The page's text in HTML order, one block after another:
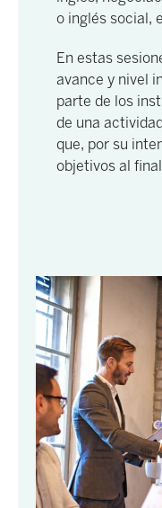
o inglés social,
En estas
avance y nivel
parte de los
de una
que, por su
objetivos al